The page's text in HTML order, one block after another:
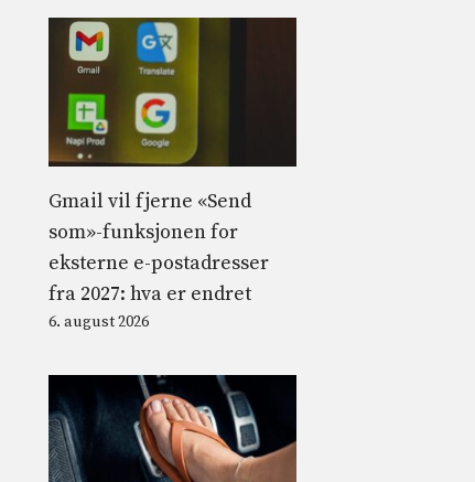
Gmail vil fjerne «Send
som»-funksjonen for
eksterne e-postadresser
fra 2027: hva er endret
6. august 2026